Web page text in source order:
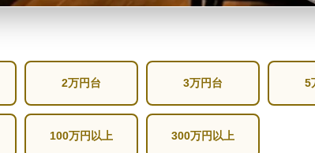
2万円台 3万円台 5
100万円以上 300万円以上